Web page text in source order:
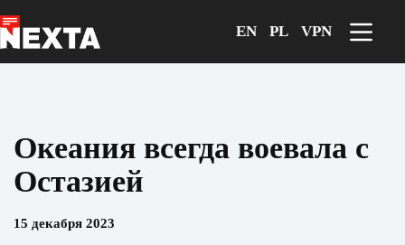
к
сути
EN PL VPN
Океания всегда воевала с
Остазией
15 декабря 2023